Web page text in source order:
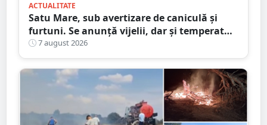
ACTUALITATE
Satu Mare, sub avertizare de caniculă și
furtuni. Se anunță vijelii, dar și temperaturi
ridicate. Avertizarea ANM
7 august 2026